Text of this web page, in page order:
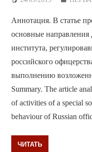
Аннотация. В статье
основные направления
института,
российского
выполнению
Summary. The article
of activities of a special
behaviour of Russian
ЧИТАТЬ